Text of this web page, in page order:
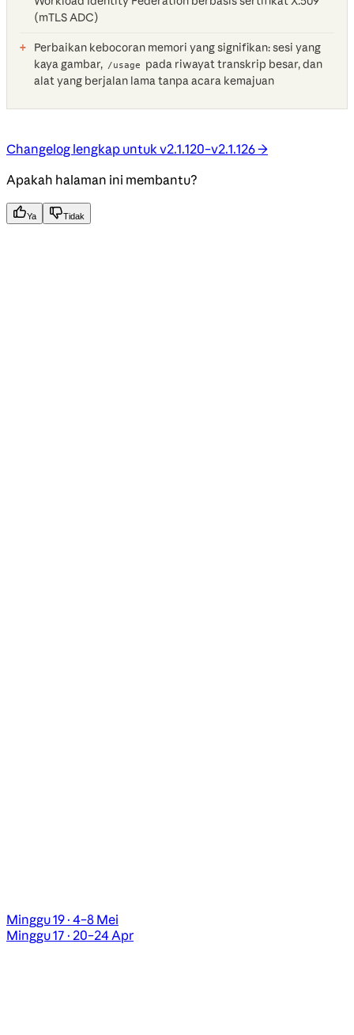
(mTLS ADC)
Perbaikan kebocoran memori yang signifikan: sesi yang
kaya gambar, /usage
pada riwayat transkrip besar, dan
alat yang berjalan lama tanpa acara kemajuan
Changelog lengkap untuk v2.1.120–v2.1.126 →
Apakah halaman ini membantu?
Ya Tidak
Minggu 19 · 4–8 Mei
Minggu 17 · 20–24 Apr